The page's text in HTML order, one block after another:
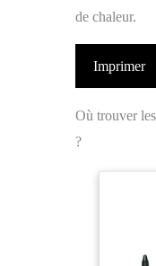
de chaleur.
Imprimer
Où trouver
?